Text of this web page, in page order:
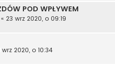
POD WPŁYWEM
« 23 wrz 2020, o 09:19
wrz 2020, o 10:34